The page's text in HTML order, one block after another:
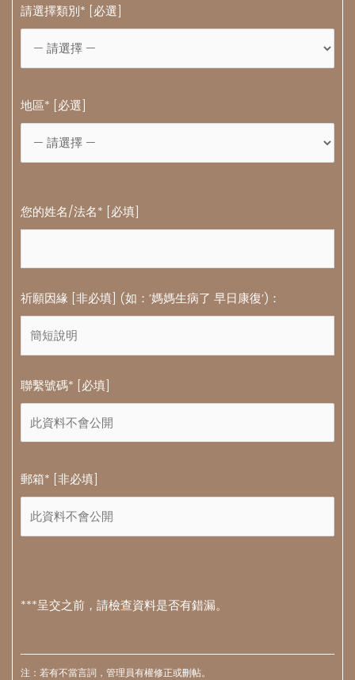
請選擇類別* [必選]
地區* [必選]
您的姓名/法名* [必填]
祈願因緣 [非必填] (如：’媽媽生病了 早日康復’)：
聯繫號碼* [必填]
郵箱* [非必填]
***呈交之前，請檢查資料是否有錯漏。
注：若有不當言詞，管理員有權修正或刪帖。